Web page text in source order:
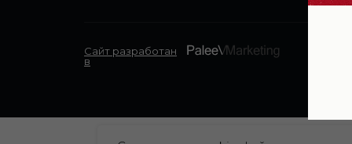
Сайт разработан
в